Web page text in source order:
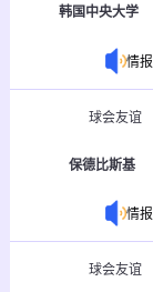
韩国中央大学
情报
球会友谊
保德比斯基
情报
球会友谊